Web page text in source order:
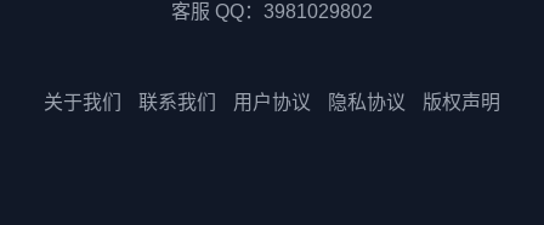
客服 QQ：3981029802
关于我们 联系我们 用户协议 隐私协议 版权声明